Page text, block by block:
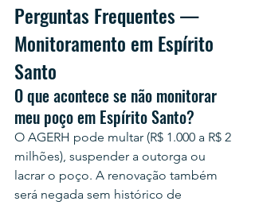
Perguntas Frequentes —
Monitoramento em Espírito
Santo
O que acontece se não monitorar
meu poço em Espírito Santo?
O AGERH pode multar (R$ 1.000 a R$ 2
milhões), suspender a outorga ou
lacrar o poço. A renovação também
será negada sem histórico de